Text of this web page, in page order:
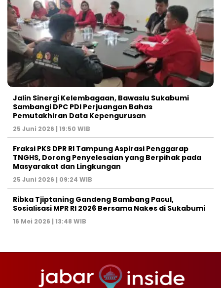
Jalin Sinergi Kelembagaan, Bawaslu Sukabumi
Sambangi DPC PDI Perjuangan Bahas
Pemutakhiran Data Kepengurusan
25 Juni 2026 | 19:50 WIB
‎Fraksi PKS DPR RI Tampung Aspirasi Penggarap
TNGHS, Dorong Penyelesaian yang Berpihak pada
Masyarakat dan Lingkungan‎
25 Juni 2026 | 09:24 WIB
Ribka Tjiptaning Gandeng Bambang Pacul,
Sosialisasi MPR RI 2026 Bersama Nakes di Sukabumi
16 Mei 2026 | 13:48 WIB